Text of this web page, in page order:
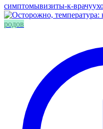
симптомывизиты-к-врачу
родов